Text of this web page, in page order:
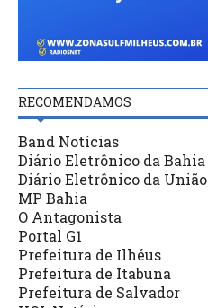
RECOMENDAMOS
Band Notícias
Diário Eletrônico da Bahia
Diário Eletrônico da União
MP Bahia
O Antagonista
Portal G1
Prefeitura de Ilhéus
Prefeitura de Itabuna
Prefeitura de Salvador